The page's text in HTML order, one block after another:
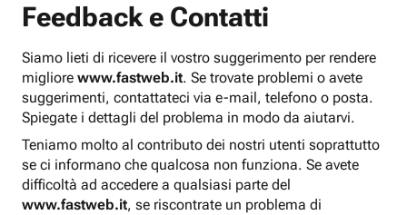
Feedback e Contatti
Siamo lieti di ricevere il vostro suggerimento per rendere
migliore www.fastweb.it. Se trovate problemi o avete
suggerimenti, contattateci via e-mail, telefono o posta.
Spiegate i dettagli del problema in modo da aiutarvi.
Teniamo molto al contributo dei nostri utenti soprattutto
se ci informano che qualcosa non funziona. Se avete
difficoltà ad accedere a qualsiasi parte del
www.fastweb.it, se riscontrate un problema di